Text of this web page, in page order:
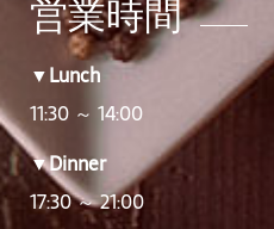
営業時間
▼Lunch
11:30 ～ 14:00
▼Dinner
17:30 ～ 21:00